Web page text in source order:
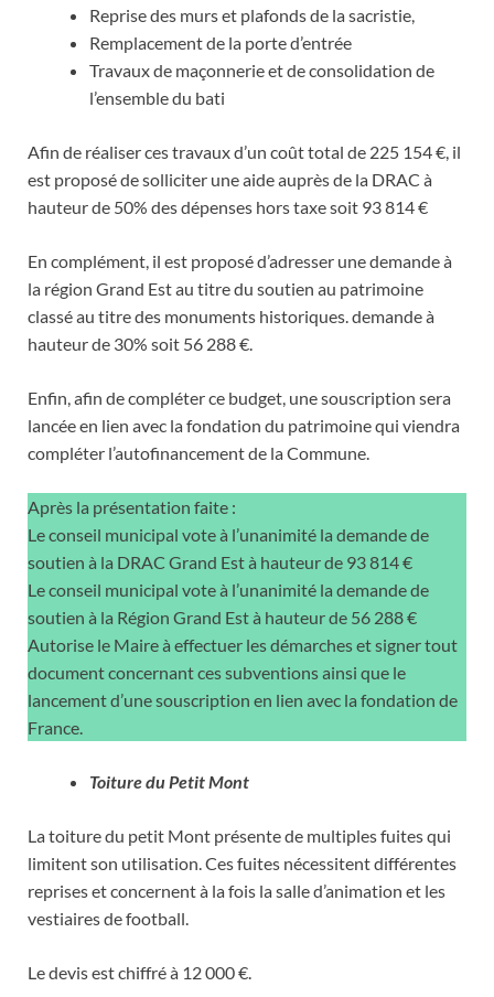
Reprise des murs et plafonds de la sacristie,
Remplacement de la porte d’entrée
Travaux de maçonnerie et de consolidation de
l’ensemble du bati
Afin de réaliser ces travaux d’un coût total de 225 154 €, il
est proposé de solliciter une aide auprès de la DRAC à
hauteur de 50% des dépenses hors taxe soit 93 814 €
En complément, il est proposé d’adresser une demande à
la région Grand Est au titre du soutien au patrimoine
classé au titre des monuments historiques. demande à
hauteur de 30% soit 56 288 €.
Enfin, afin de compléter ce budget, une souscription sera
lancée en lien avec la fondation du patrimoine qui viendra
compléter l’autofinancement de la Commune.
Après la présentation faite :
Le conseil municipal vote à l’unanimité la demande de
soutien à la DRAC Grand Est à hauteur de 93 814 €
Le conseil municipal vote à l’unanimité la demande de
soutien à la Région Grand Est à hauteur de 56 288 €
Autorise le Maire à effectuer les démarches et signer tout
document concernant ces subventions ainsi que le
lancement d’une souscription en lien avec la fondation de
France.
Toiture du Petit Mont
La toiture du petit Mont présente de multiples fuites qui
limitent son utilisation. Ces fuites nécessitent différentes
reprises et concernent à la fois la salle d’animation et les
vestiaires de football.
Le devis est chiffré à 12 000 €.